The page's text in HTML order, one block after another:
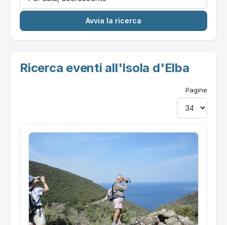
Ricerca eventi all'Isola d'Elba
Pagine